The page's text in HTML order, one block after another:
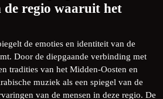
regio waaruit het
de emoties en identiteit van de
Door de diepgaande verbinding met
tradities van het Midden-Oosten en
muziek als een spiegel van de
van de mensen in deze regio. De